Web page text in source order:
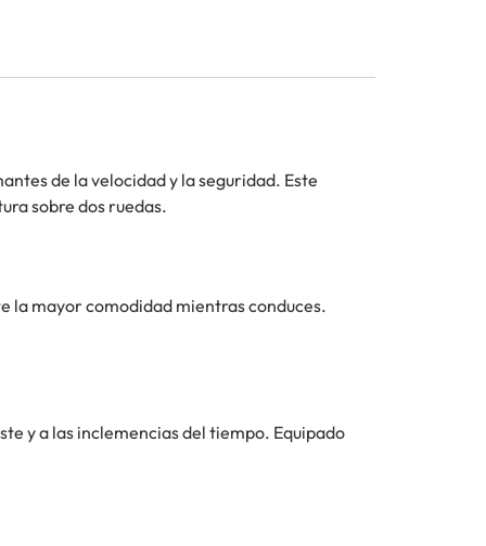
de la velocidad y la seguridad. Este
sobre dos ruedas.
la mayor comodidad mientras conduces.
y a las inclemencias del tiempo. Equipado